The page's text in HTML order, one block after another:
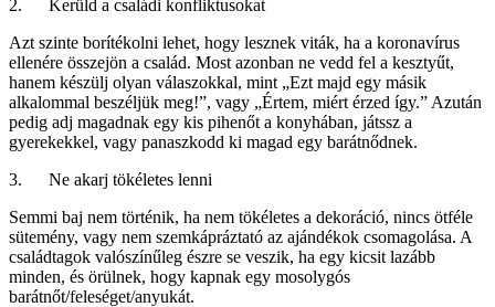
2. Kerüld a családi konfliktusokat
Azt szinte borítékolni lehet, hogy lesznek viták, ha a koronavírus
ellenére összejön a család. Most azonban ne vedd fel a kesztyűt,
hanem készülj olyan válaszokkal, mint „Ezt majd egy másik
alkalommal beszéljük meg!”, vagy „Értem, miért érzed így.” Azután
pedig adj magadnak egy kis pihenőt a konyhában, játssz a
gyerekekkel, vagy panaszkodd ki magad egy barátnődnek.
3. Ne akarj tökéletes lenni
Semmi baj nem történik, ha nem tökéletes a dekoráció, nincs ötféle
sütemény, vagy nem szemkápráztató az ajándékok csomagolása. A
családtagok valószínűleg észre se veszik, ha egy kicsit lazább
minden, és örülnek, hogy kapnak egy mosolygós
barátnőt/feleséget/anyukát.